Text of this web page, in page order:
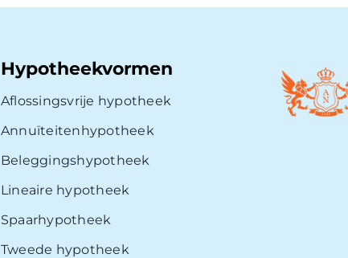
Hypotheekvormen
Aflossingsvrije hypotheek
Annuïteitenhypotheek
Beleggingshypotheek
Lineaire hypotheek
Spaarhypotheek
Tweede hypotheek